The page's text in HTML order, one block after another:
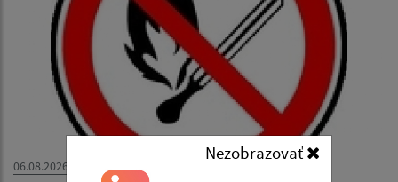
Nezobrazovať
06.08.2026